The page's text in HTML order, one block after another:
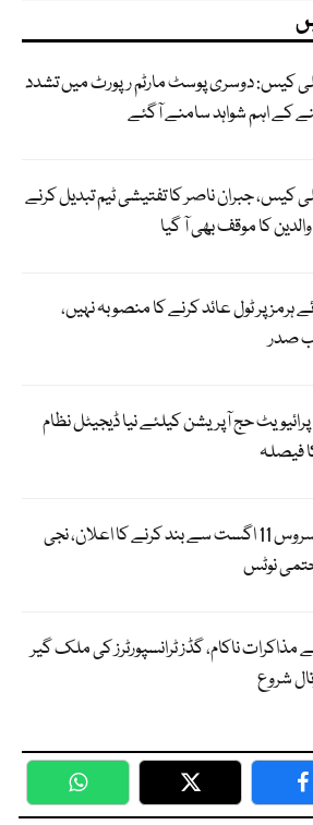
کیس: دوسری پوسٹ مارٹم رپورٹ میں تشدد
کے اہم شواہد سامنے آگئے
کیس، جبران ناصر کا تفتیشی ٹیم تبدیل کرنے
کا موقف بھی آ گیا
ہرمز پر ٹول عائد کرنے کا منصوبہ نہیں،
صدر
2027: پرائیویٹ حج آپریشن کیلئے نیا ڈیجیٹل نظام
فیصلہ
میٹرو بس سروس 11 اگست سے بند کرنے کا اعلان، نجی
نوٹس
ناکام، گڈز ٹرانسپورٹرز کی ملک گیر
شروع
WhatsApp Twitter